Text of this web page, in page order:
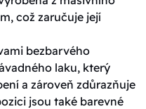
což zaručuje její
bezbarvého
laku, který
a zároveň zdůrazňuje
jsou také barevné